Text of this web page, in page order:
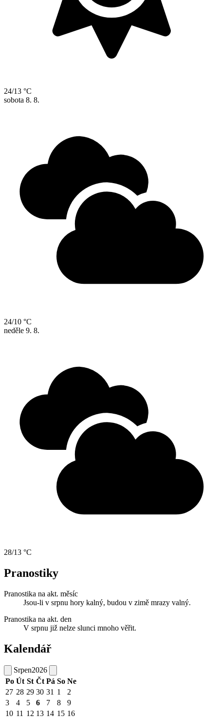
24/13 °C
sobota 8. 8.
24/10 °C
neděle 9. 8.
28/13 °C
Pranostiky
Pranostika na akt. měsíc
Jsou-li v srpnu hory kalný, budou v zimě mrazy valný.
Pranostika na akt. den
V srpnu již nelze slunci mnoho věřit.
Kalendář
Srpen2026
Po Út St Čt Pá So Ne
27 28 29 30 31 1
2
3
4 5 6 7 8
9
10 11 12 13 14 15 16